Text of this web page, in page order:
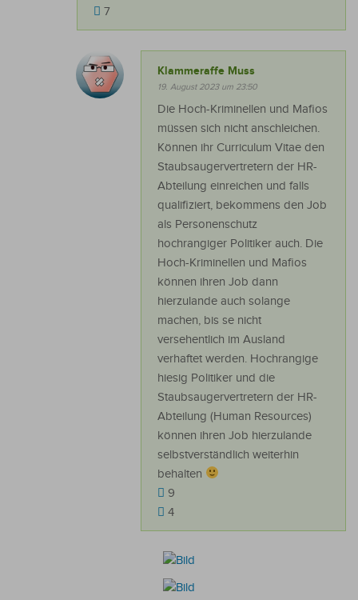
7
Klammeraffe Muss
19. August 2023 um 23:50
Die Hoch-Kriminellen und Mafios
müssen sich nicht anschleichen.
Können ihr Curriculum Vitae den
Staubsaugervertretern der HR-
Abteilung einreichen und falls
qualifiziert, bekommens den Job
als Personenschutz
hochrangiger Politiker auch. Die
Hoch-Kriminellen und Mafios
können ihren Job dann
hierzulande auch solange
machen, bis se nicht
versehentlich im Ausland
verhaftet werden. Hochrangige
hiesig Politiker und die
Staubsaugervertretern der HR-
Abteilung (Human Resources)
können ihren Job hierzulande
selbstverständlich weiterhin
behalten
9
4